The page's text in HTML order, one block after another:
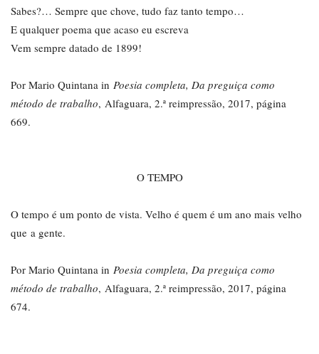
Sabes?… Sempre que chove, tudo faz tanto tempo…
E qualquer poema que acaso eu escreva
Vem sempre datado de 1899!
Por Mario Quintana in Poesia completa, Da preguiça como
método de trabalho, Alfaguara, 2.ª reimpressão, 2017, página
669.
O TEMPO
O tempo é um ponto de vista. Velho é quem é um ano mais velho
que a gente.
Por Mario Quintana in Poesia completa, Da preguiça como
método de trabalho, Alfaguara, 2.ª reimpressão, 2017, página
674.